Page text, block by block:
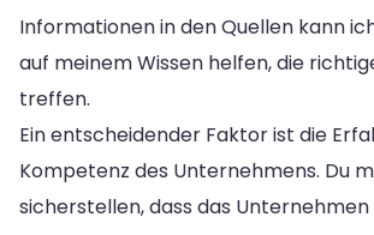
Informationen in den Quellen kann
auf meinem Wissen helfen, die
treffen.
Ein entscheidender Faktor ist die
Kompetenz des Unternehmens. Du
sicherstellen, dass das